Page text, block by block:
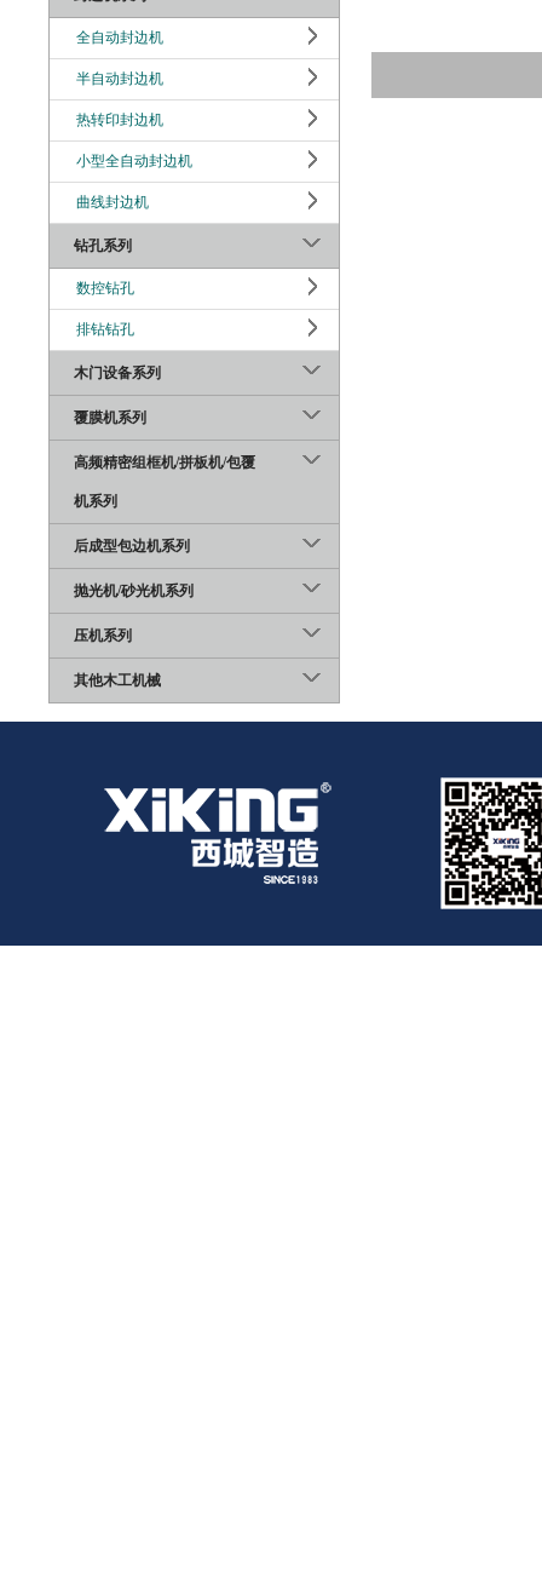
全自动封边机
半自动封边机
热转印封边机
小型全自动封边机
曲线封边机
钻孔系列
数控钻孔
排钻钻孔
木门设备系列
覆膜机系列
高频精密组框机/拼板机/包覆
机系列
后成型包边机系列
抛光机/砂光机系列
压机系列
其他木工机械